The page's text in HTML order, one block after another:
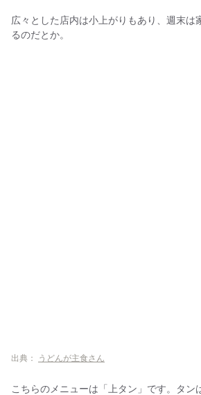
広々とした店内は小上がりもあり、週末は
るのだとか。
出典： うどんが主食さん
こちらのメニューは「上タン」です。タン